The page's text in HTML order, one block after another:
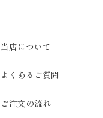
当店について
よくあるご質問
ご注文の流れ